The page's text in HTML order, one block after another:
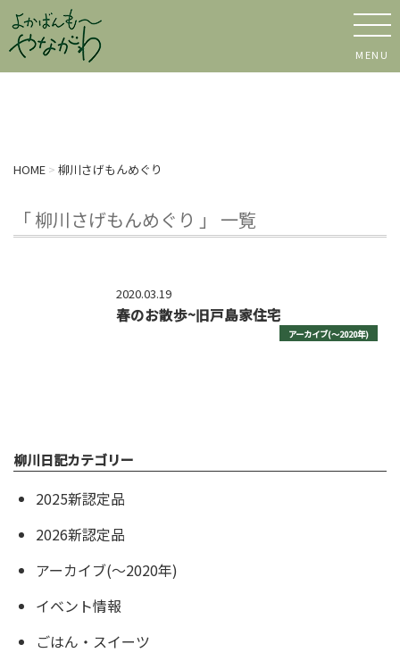
MENU
HOME > 柳川さげもんめぐり
「 柳川さげもんめぐり 」 一覧
2020.03.19
春のお散歩~旧戸島家住宅
アーカイブ(〜2020年)
柳川日記カテゴリー
2025新認定品
2026新認定品
アーカイブ(〜2020年)
イベント情報
ごはん・スイーツ